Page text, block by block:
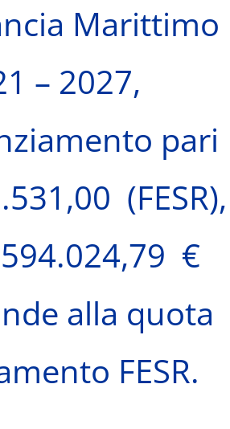
Marittimo
– 2027,
pari
(FESR),
€
alla quota
FESR.